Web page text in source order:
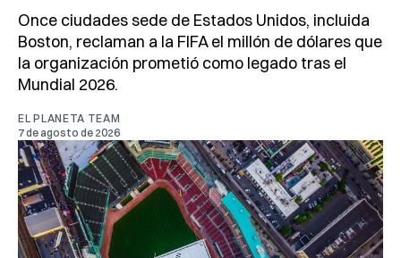
Once ciudades sede de Estados Unidos, incluida
Boston, reclaman a la FIFA el millón de dólares que
la organización prometió como legado tras el
Mundial 2026.
EL PLANETA TEAM
7 de agosto de 2026